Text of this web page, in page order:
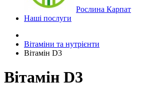
Рослина Карпат
Наші послуги
Вітаміни та нутрієнти
Вітамін D3
Вітамін D3